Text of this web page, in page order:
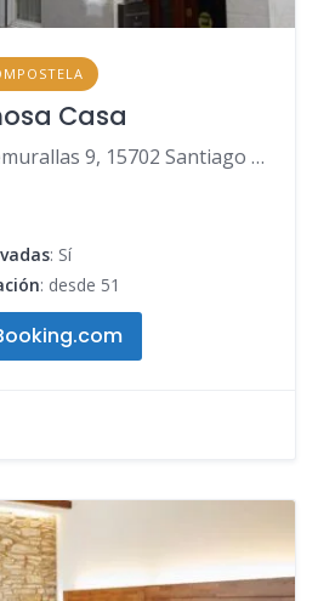
Casa
Rúa de Entremurallas 9, 15702 Santiago de Compostela, A Coruña, España
: Sí
: desde 51